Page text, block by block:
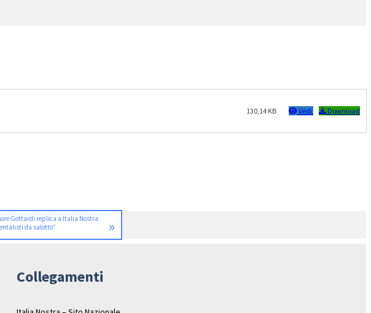
130,14 KB Vedi Download
Gottardi replica a Italia Nostra
da salotto”
»
Collegamenti